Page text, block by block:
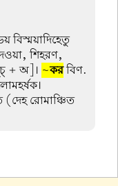
বিস্ময়াদিহেতু
শিহরণ,
+ অ]। ~করবিণ.
রোমাঞ্চিত